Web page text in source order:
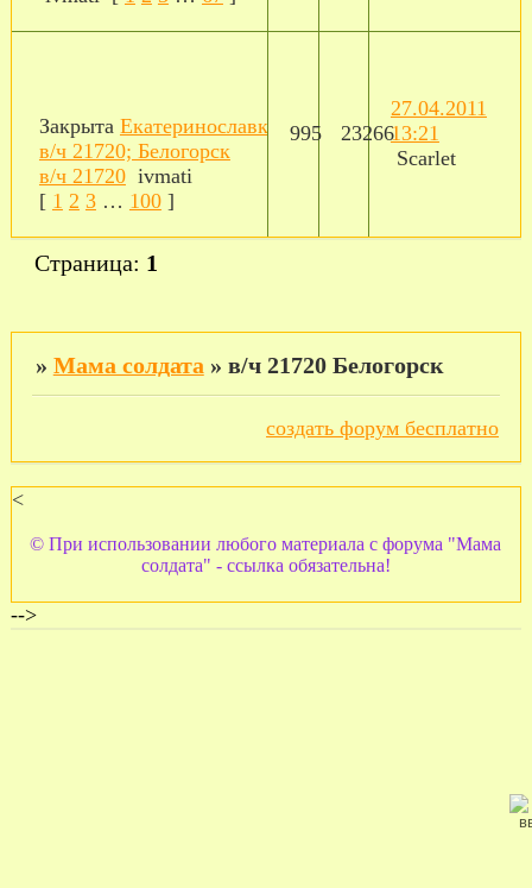
Закрыта Екатеринославка
в/ч 21720; Белогорск
в/ч 21720 ivmati
[ 1 2 3 … 100 ]
995 23266
27.04.2011
13:21
Scarlet
Страница: 1
» Мама солдата » в/ч 21720 Белогорск
создать форум бесплатно
<
© При использовании любого материала с форума "Мама
солдата" - ссылка обязательна!
-->